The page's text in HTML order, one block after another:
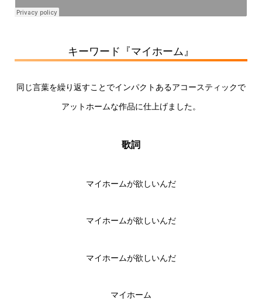
キーワード『マイホーム』
同じ言葉を繰り返すことでインパクトあるアコースティックで
アットホームな作品に仕上げました。
歌詞
マイホームが欲しいんだ
マイホームが欲しいんだ
マイホームが欲しいんだ
マイホーム